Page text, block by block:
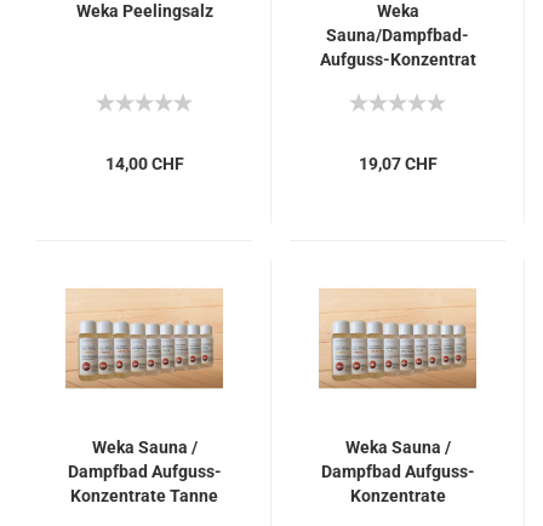
Weka Peelingsalz
14,00 CHF
Weka
Sauna/Dampfbad-
Aufguss-Konzentrat
19,07 CHF
Weka Sauna /
Dampfbad Aufguss-
Konzentrate Tanne
Weka Sauna /
Dampfbad Aufguss-
Konzentrate